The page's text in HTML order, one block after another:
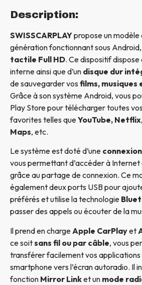
Description:
SWISSCARPLAYpropose un
génération fonctionnant sous Android,
tactile Full HD. Ce dispositif dispose
interne ainsi que d’un disque dur
de sauvegarder vos films, musiques
Grâce à son système Android, vous
Play Store pour télécharger toutes
favorites telles queYouTube,
Maps, etc.
Le système est doté d’une
vous permettant d’accéder à Internet
grâce au partage de connexion. Ce
également deux ports USB pour
préférés et utilise la technologie
passer des appels ou écouter de la
Il prend en charge Apple CarPlayet
ce soitsans fil ou par câble, vous
transférer facilement vos
smartphone vers l’écran autoradio. Il
fonction Mirror Linket un mode